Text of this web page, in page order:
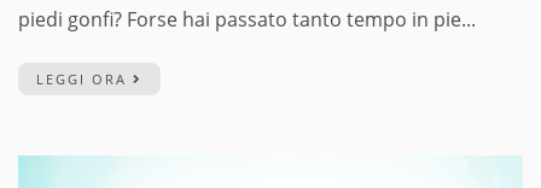
piedi gonfi? Forse hai passato tanto tempo in pie...
LEGGI ORA